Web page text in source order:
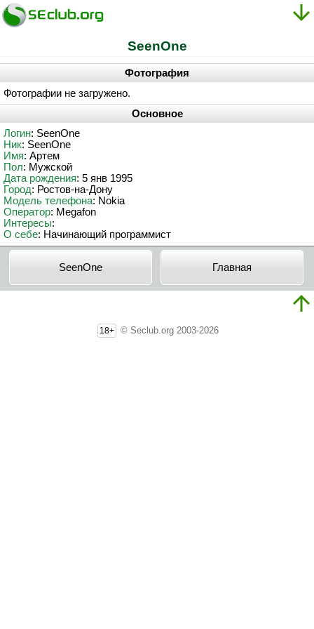
SeenOne
Фотография
Фотографии не загружено.
Основное
Логин: SeenOne
Ник: SeenOne
Имя: Артeм
Пол: Мужской
Дата рождения: 5 янв 1995
Город: Ростов-на-Дону
Модель телефона: Nokia
Оператор: Megafon
Интересы:
О себе: Начинающий программист
SeenOne Главная
18+ © Seclub.org 2003-2026